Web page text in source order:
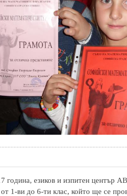
година, езиков и изпитен център
1-ви до 6-ти клас, който ще се